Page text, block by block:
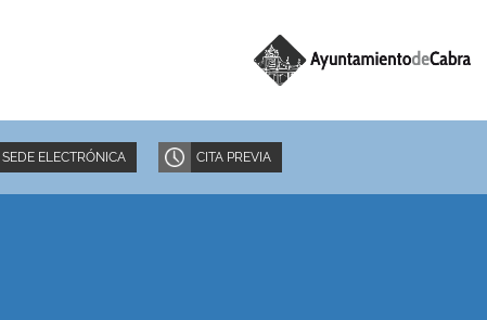
SEDE ELECTRÓNICA CITA PREVIA